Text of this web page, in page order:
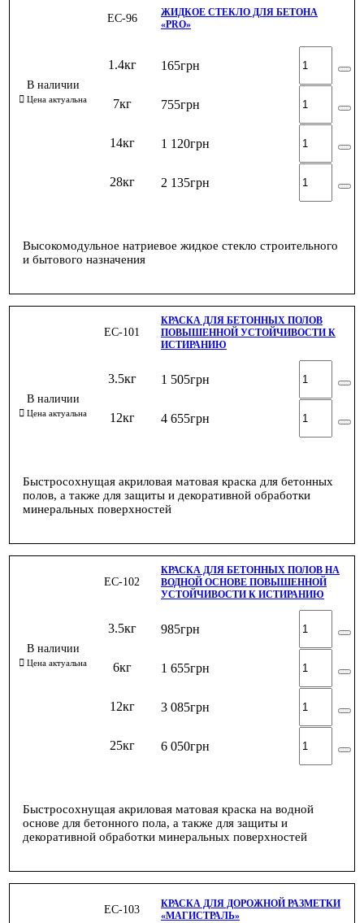
ЕС-96
ЖИДКОЕ СТЕКЛО ДЛЯ БЕТОНА
«PRO»
1.4кг 165грн
7кг 755грн
14кг 1 120грн
28кг 2 135грн
Высокомодульное натриевое жидкое стекло строительного
и бытового назначения
ЕС-101
КРАСКА ДЛЯ БЕТОННЫХ ПОЛОВ
ПОВЫШЕННОЙ УСТОЙЧИВОСТИ К
ИСТИРАНИЮ
3.5кг 1 505грн
12кг 4 655грн
Быстросохнущая акриловая матовая краска для бетонных
полов, а также для защиты и декоративной обработки
минеральных поверхностей
ЕС-102
КРАСКА ДЛЯ БЕТОННЫХ ПОЛОВ НА
ВОДНОЙ ОСНОВЕ ПОВЫШЕННОЙ
УСТОЙЧИВОСТИ К ИСТИРАНИЮ
3.5кг 985грн
6кг 1 655грн
12кг 3 085грн
25кг 6 050грн
Быстросохнущая акриловая матовая краска на водной
основе для бетонного пола, а также для защиты и
декоративной обработки минеральных поверхностей
ЕС-103
КРАСКА ДЛЯ ДОРОЖНОЙ РАЗМЕТКИ
«МАГИСТРАЛЬ»